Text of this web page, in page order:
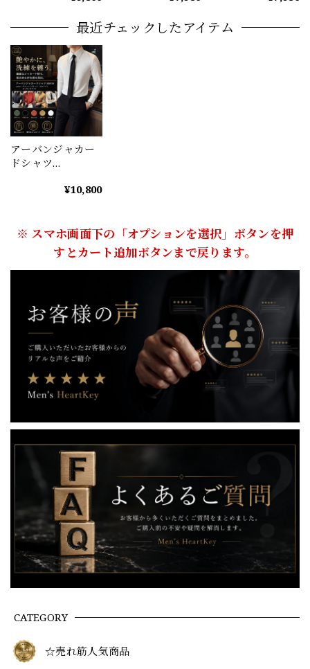
CATEGORY
☆売れ筋人気商品
最近チェックしたアイテム
アーバンジャカー
ドシャツ
¥10,800
※ スマホ画面下の「オプションを選択」ボタンを押
すとカート追加ボタンまで戻ります。